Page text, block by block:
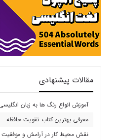
مقالات پیشنهادی
آموزش انواع رنگ ها به زبان
معرفی بهترین کتاب تقویت حافظه
نقش محیط کار در آرامش و موفقیت